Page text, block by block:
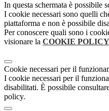
In questa schermata è possibile
I cookie necessari sono quelli
piattaforma e non è possibile
Per conoscere quali sono i
visionare la COOKIE POLICY
Cookie necessari per il
I cookie necessari per il
disabilitati. È possibile
policy.